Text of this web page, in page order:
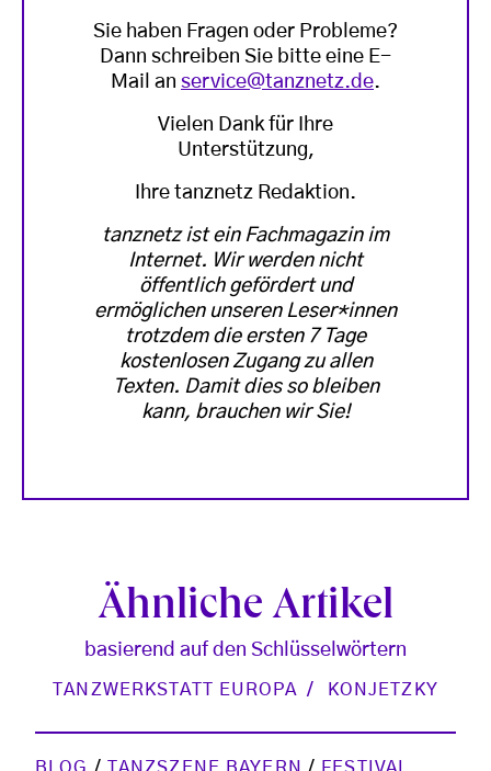
Sie haben Fragen oder Probleme?
Dann schreiben Sie bitte eine E-
Mail an service@tanznetz.de.
Vielen Dank für Ihre
Unterstützung,
Ihre tanznetz Redaktion.
tanznetz ist ein Fachmagazin im
Internet. Wir werden nicht
öffentlich gefördert und
ermöglichen unseren Leser*innen
trotzdem die ersten 7 Tage
kostenlosen Zugang zu allen
Texten. Damit dies so bleiben
kann, brauchen wir Sie!
Ähnliche Artikel
basierend auf den Schlüsselwörtern
TANZWERKSTATT EUROPA KONJETZKY
BLOG / TANZSZENE BAYERN / FESTIVAL